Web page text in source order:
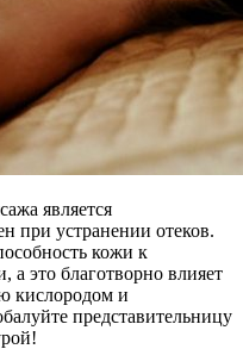
является
при устранении отеков.
кожи к
это благотворно влияет
кислородом и
представительницу